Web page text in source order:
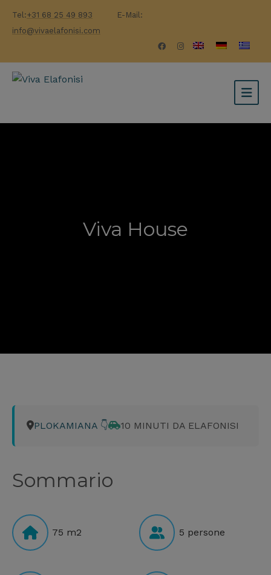
Tel:+31 68 25 49 893
E-Mail:
info@vivaelafonisi.com
Viva House
PLOKAMIANA 👇 10 MINUTI DA ELAFONISI
Sommario
75 m2 5 persone